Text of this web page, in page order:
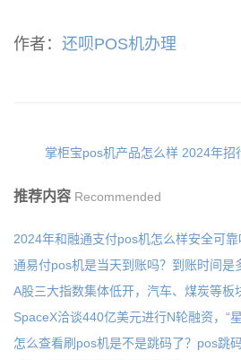
作者： 还呗POS机办理
掌柜宝pos机产品怎么样 2024年招
推荐内容 Recommended
2024年和融通支付pos机怎么样安全可靠
通易付pos机是当天到账吗？到账时间是
A股三大指数集体低开，汽车、煤炭等板
怎么查看刷pos机是不是跳码了？pos跳